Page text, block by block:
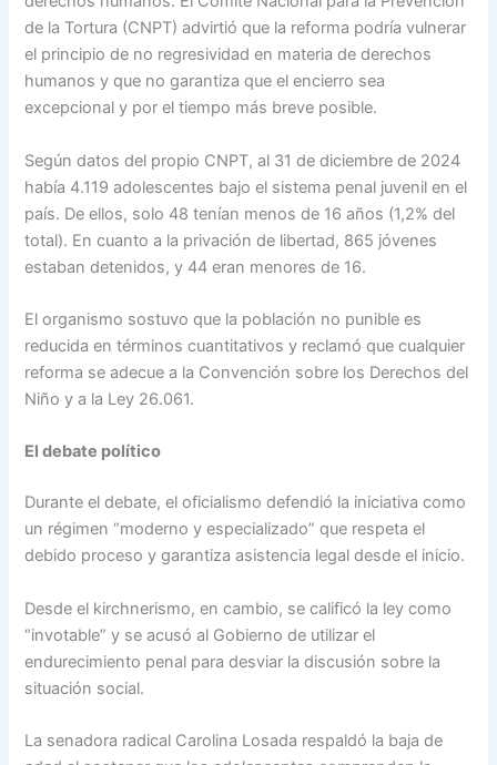
de la Tortura (CNPT) advirtió que la reforma podría vulnerar
el principio de no regresividad en materia de derechos
humanos y que no garantiza que el encierro sea
excepcional y por el tiempo más breve posible.
Según datos del propio CNPT, al 31 de diciembre de 2024
había 4.119 adolescentes bajo el sistema penal juvenil en el
país. De ellos, solo 48 tenían menos de 16 años (1,2% del
total). En cuanto a la privación de libertad, 865 jóvenes
estaban detenidos, y 44 eran menores de 16.
El organismo sostuvo que la población no punible es
reducida en términos cuantitativos y reclamó que cualquier
reforma se adecue a la Convención sobre los Derechos del
Niño y a la Ley 26.061.
El debate político
Durante el debate, el oficialismo defendió la iniciativa como
un régimen “moderno y especializado” que respeta el
debido proceso y garantiza asistencia legal desde el inicio.
Desde el kirchnerismo, en cambio, se calificó la ley como
“invotable” y se acusó al Gobierno de utilizar el
endurecimiento penal para desviar la discusión sobre la
situación social.
La senadora radical Carolina Losada respaldó la baja de